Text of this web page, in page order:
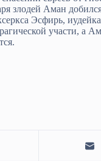
злодей Аман
Эсфирь,
участи, а